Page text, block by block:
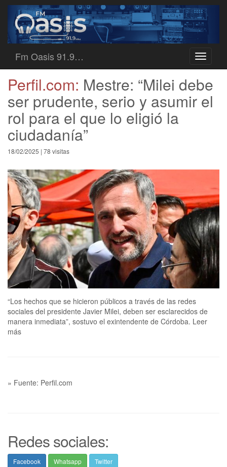
Toggle
Fm Oasis 91.9…
Perfil.com: Mestre: “Milei debe
ser prudente, serio y asumir el
rol para el que lo eligió la
ciudadanía”
18/02/2025 | 78 visitas
“Los hechos que se hicieron públicos a través de las redes
sociales del presidente Javier Milei, deben ser esclarecidos de
manera inmediata”, sostuvo el exintendente de Córdoba. Leer
más
» Fuente: Perfil.com
Redes sociales:
Facebook Whatsapp Twitter